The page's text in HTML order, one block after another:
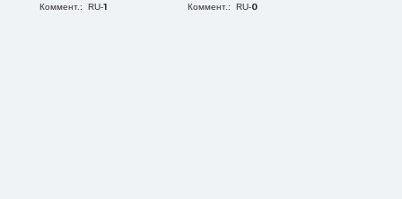
Коммент.: RU-1 Коммент.: RU-0